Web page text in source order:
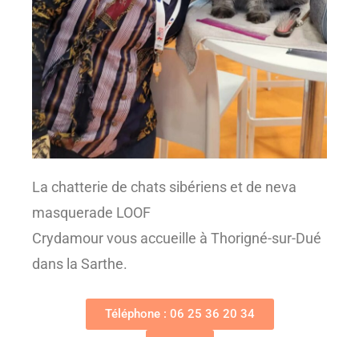
La chatterie de chats sibériens et de neva
masquerade LOOF
Crydamour vous accueille à Thorigné-sur-Dué
dans la Sarthe.
Téléphone : 06 25 36 20 34